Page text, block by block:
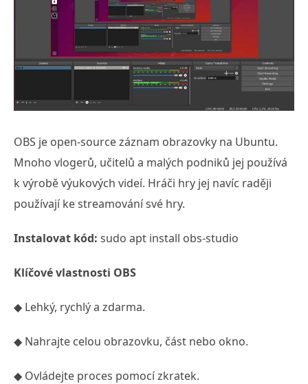
OBS je open-source záznam obrazovky na Ubuntu.
Mnoho vlogerů, učitelů a malých podniků jej používá
k výrobě výukových videí. Hráči hry jej navíc raději
používají ke streamování své hry.
Instalovat kód: sudo apt install obs-studio
Klíčové vlastnosti OBS
◆ Lehký, rychlý a zdarma.
◆ Nahrajte celou obrazovku, část nebo okno.
◆ Ovládejte proces pomocí zkratek.